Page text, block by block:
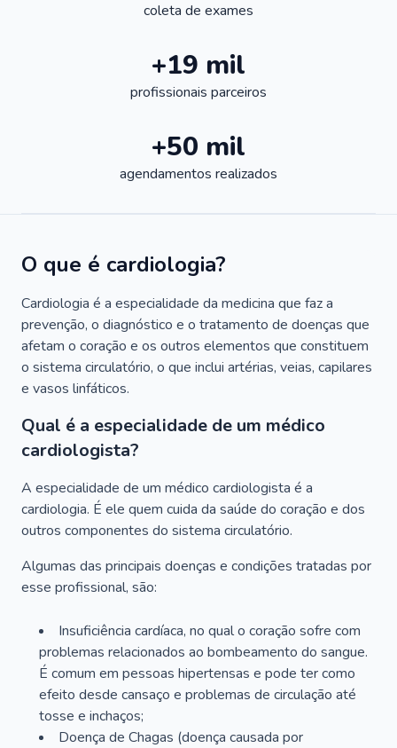
coleta de exames
+19 mil
profissionais parceiros
+50 mil
agendamentos realizados
O que é cardiologia?
Cardiologia é a especialidade da medicina que faz a
prevenção, o diagnóstico e o tratamento de doenças que
afetam o coração e os outros elementos que constituem
o sistema circulatório, o que inclui artérias, veias, capilares
e vasos linfáticos.
Qual é a especialidade de um médico
cardiologista?
A especialidade de um médico cardiologista é a
cardiologia. É ele quem cuida da saúde do coração e dos
outros componentes do sistema circulatório.
Algumas das principais doenças e condições tratadas por
esse profissional, são:
Insuficiência cardíaca, no qual o coração sofre com
problemas relacionados ao bombeamento do sangue.
É comum em pessoas hipertensas e pode ter como
efeito desde cansaço e problemas de circulação até
tosse e inchaços;
Doença de Chagas (doença causada por